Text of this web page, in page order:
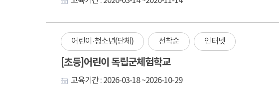
어린이·청소년(단체) 선착순 인터넷
[초등]어린이 독립군체험학교
교육기간 : 2026-03-18 ~2026-10-29